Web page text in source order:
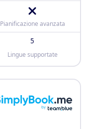
Pianificazione avanzata
5
Lingue supportate